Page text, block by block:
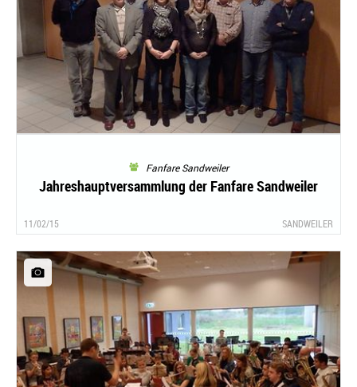
Fanfare Sandweiler
Jahreshauptversammlung der Fanfare Sandweiler
11/02/15 SANDWEILER